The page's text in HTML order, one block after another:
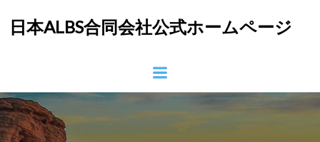
ン
ツ
へ
ス
日本ALBS合同会社公式ホームページ